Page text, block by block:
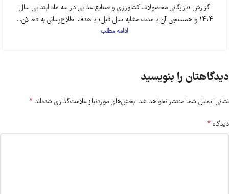
گزارش «بازرگانی محصولات کشاورزی و صنایع غذایی در سه ماه ابتدایی سال
1404 و همسنجی آن با مدت مشابه سال قبل» با هدف اطلاع‌رسانی به فعالان...
ادامه مطلب
دیدگاهتان را بنویسید
نشانی ایمیل شما منتشر نخواهد شد. بخش‌های موردنیاز علامت‌گذاری شده‌اند *
دیدگاه *